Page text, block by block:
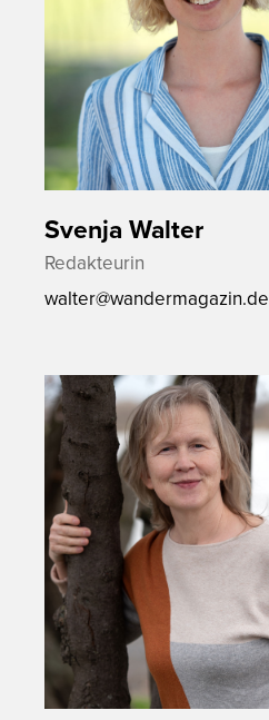
Svenja Walter
Redakteurin
walter@wandermagazin.de